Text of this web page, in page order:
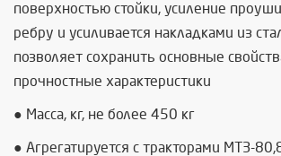
поверхностью стойки, усиление
ребру и усиливается накладками из
позволяет сохранить основные
прочностные характеристики
● Масса, кг, не более 450 кг
● Агрегатируется с тракторами МТЗ-